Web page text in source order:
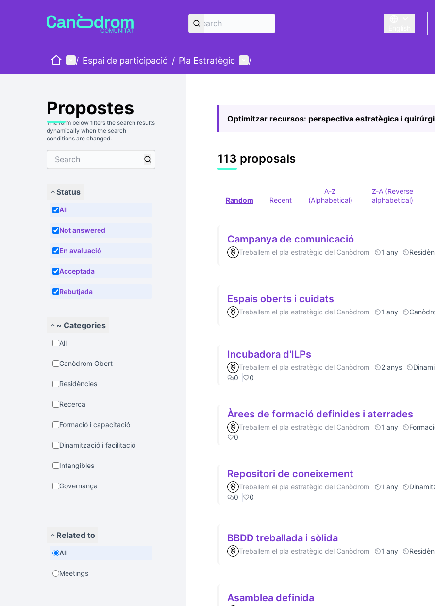
Triar la llengua
HomeMain menu
/ Espai de participació / Pla Estratègic User menu
/
Propostes
The form below filters the search results
dynamically when the search
conditions are changed.
Status
All
Not answered
En avaluació
Acceptada
Rebutjada
~ Categories
All
Canòdrom Obert
Residències
Recerca
Formació i capacitació
Dinamització i facilitació
Intangibles
Governança
Related to
All
Meetings
Optimitzar recursos: perspectiva estratègica i
113 proposals
Random Recent
A-Z
(Alphabetical)
Z-A (Reverse
alphabetical)
Campanya de comunicació
Treballem el pla estratègic del Canòdrom 1 any
Espais oberts i cuidats
Treballem el pla estratègic del Canòdrom 1 any
Incubadora d'ILPs
Treballem el pla estratègic del Canòdrom 2 anys
0
0
Àrees de formació definides i aterrades
Treballem el pla estratègic del Canòdrom 1 any
0
Repositori de coneixement
Treballem el pla estratègic del Canòdrom 1 any
0
0
BBDD treballada i sòlida
Treballem el pla estratègic del Canòdrom 1 any
Asamblea definida